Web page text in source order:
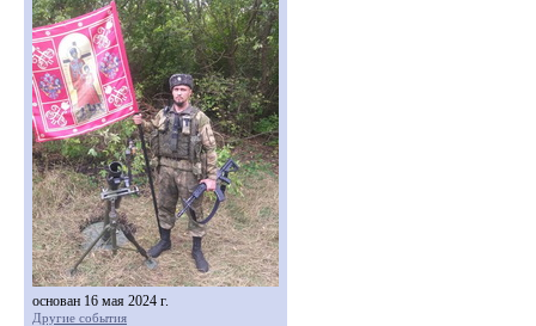
основан 16 мая 2024 г.
Другие события